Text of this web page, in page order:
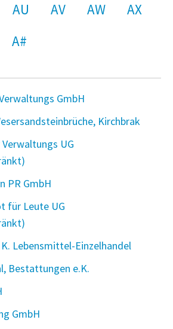
AU AV AW
AX
A#
GmbH
Kirchbrak
UG
PR GmbH
für Leute UG
Lebensmittel-Einzelhandel
Bestattungen e.K.
GmbH